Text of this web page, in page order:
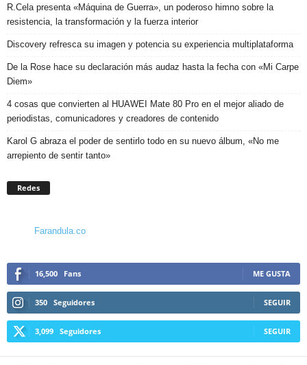
R.Cela presenta «Máquina de Guerra», un poderoso himno sobre la
resistencia, la transformación y la fuerza interior
Discovery refresca su imagen y potencia su experiencia multiplataforma
De la Rose hace su declaración más audaz hasta la fecha con «Mi Carpe
Diem»
4 cosas que convierten al HUAWEI Mate 80 Pro en el mejor aliado de
periodistas, comunicadores y creadores de contenido
Karol G abraza el poder de sentirlo todo en su nuevo álbum, «No me
arrepiento de sentir tanto»
Redes
Farandula.co
16,500 Fans ME GUSTA
350 Seguidores SEGUIR
3,099 Seguidores SEGUIR